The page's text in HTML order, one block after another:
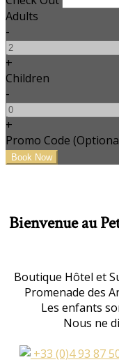
Adults
-
+
Children
-
+
Promo Code
Bienvenue au
Boutique Hôtel et
Promenade des
Les enfants
Nous ne
+33 (0)4 93 87